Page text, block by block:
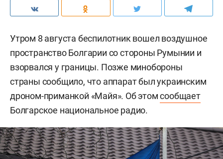
Утром 8 августа беспилотник вошел воздушное
пространство Болгарии со стороны Румынии и
взорвался у границы. Позже минобороны
страны сообщило, что аппарат был украинским
дроном-приманкой «Майя». Об этомсообщает
Болгарское национальное радио.